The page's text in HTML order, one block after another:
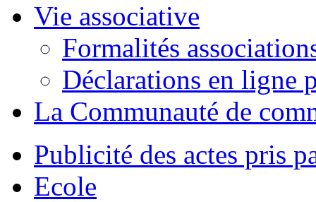
Vie associative
Formalités
Déclarations en ligne
La Communauté de
Publicité des actes pris
Ecole